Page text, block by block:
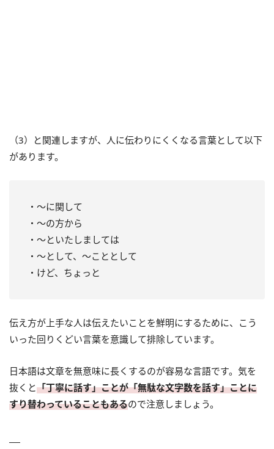
（3）と関連しますが、人に伝わりにくくなる言葉として以下
があります。
・～に関して
・～の方から
・～といたしましては
・～として、～こととして
・けど、ちょっと
伝え方が上手な人は伝えたいことを鮮明にするために、こう
いった回りくどい言葉を意識して排除しています。
日本語は文章を無意味に長くするのが容易な言語です。気を
抜くと「丁寧に話す」ことが「無駄な文字数を話す」ことに
すり替わっていることもあるので注意しましょう。